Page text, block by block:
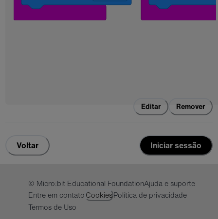
Editar Remover
Voltar Iniciar sessão
© Micro:bit Educational FoundationAjuda e suporte
Entre em contatoCookiesPolítica de privacidade
Termos de Uso